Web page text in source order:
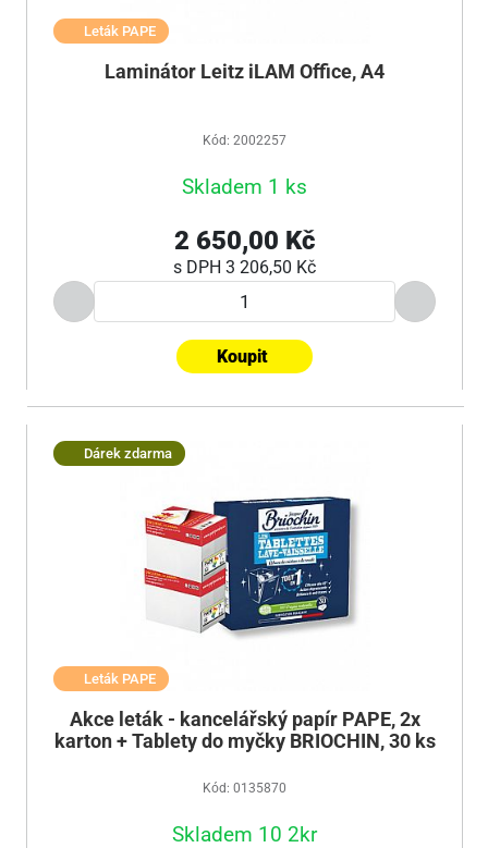
Leták PAPE
Laminátor Leitz iLAM Office, A4
Kód: 2002257
Skladem 1 ks
2 650,00 Kč
s DPH 3 206,50 Kč
Koupit
Dárek zdarma
Leták PAPE
Akce leták - kancelářský papír PAPE, 2x
karton + Tablety do myčky BRIOCHIN, 30 ks
Kód: 0135870
Skladem 10 2kr